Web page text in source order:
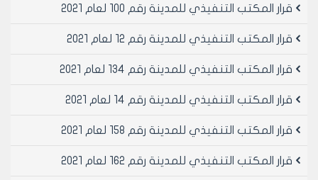
من المساحة الأفقية للشرفة.
المادة 5: تعدل التسعيرة المقطوعة في البند /6/ لقاء بناء
• في مناطق السكن الأول (5000ل.س) خمسة آلاف ليرة
• في مناطق السكن الحديث والسكن الثاني والسكن الثالث
أما تسعيرة المقطوعة لقاء إلغاء بلاطة السقائف تصبح:
سورية فقط.
قرار المكتب التنفيذي للمدينة رقم 100 لعام 2021
قرار المكتب التنفيذي للمدينة رقم 12 لعام 2021
قرار المكتب التنفيذي للمدينة رقم 134 لعام 2021
قرار المكتب التنفيذي للمدينة رقم 14 لعام 2021
قرار المكتب التنفيذي للمدينة رقم 158 لعام 2021
قرار المكتب التنفيذي للمدينة رقم 162 لعام 2021